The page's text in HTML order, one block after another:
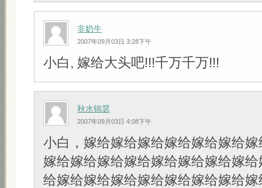
非奶牛
2007年09月03日 3:28下午
小白, 嫁给大头吧!!!千万千万!!!
秋水锦瑟
2007年09月03日 4:08下午
小白，嫁给嫁给嫁给嫁给嫁给嫁给
嫁给嫁给嫁给嫁给嫁给嫁给嫁给嫁
给嫁给嫁给嫁给嫁给嫁给嫁给嫁给